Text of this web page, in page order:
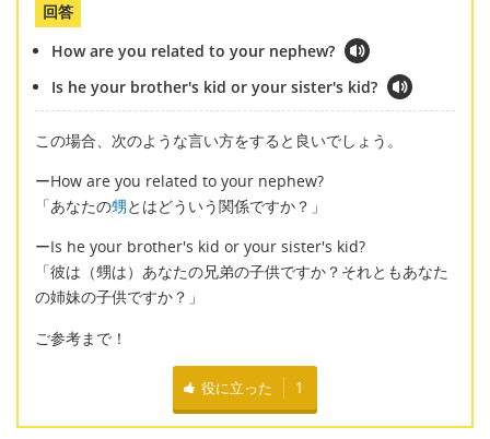
回答
How are you related to your nephew?
Is he your brother's kid or your sister's kid?
この場合、次のような言い方をすると良いでしょう。
ーHow are you related to your nephew?
「あなたの甥とはどういう関係ですか？」
ーIs he your brother's kid or your sister's kid?
「彼は（甥は）あなたの兄弟の子供ですか？それともあなた
の姉妹の子供ですか？」
ご参考まで！
役に立った 1